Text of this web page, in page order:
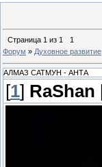
Страница 1 из 1
1
Форум » Духовное развитие
АЛМАЗ САТМУН - АНТА
[1] RaShan